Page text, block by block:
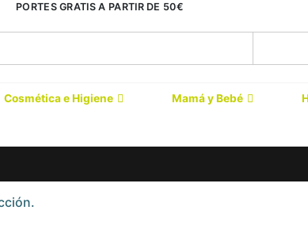
PORTES GRATIS A PARTIR DE 50€
Cosmética e Higiene Mamá y Bebé